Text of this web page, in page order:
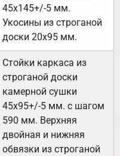
45х145+/-5 мм.
Укосины из строганой
доски 20х95 мм.
Стойки каркаса из
строганой доски
камерной сушки
45х95+/-5 мм. с шагом
590 мм. Верхняя
двойная и нижняя
обвязки из строганой